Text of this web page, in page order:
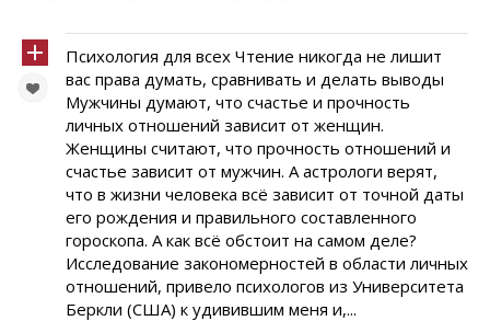
Психология для всех Чтение никогда не лишит
вас права думать, сравнивать и делать выводы
Мужчины думают, что счастье и прочность
личных отношений зависит от женщин.
Женщины считают, что прочность отношений и
счастье зависит от мужчин. А астрологи верят,
что в жизни человека всё зависит от точной даты
его рождения и правильного составленного
гороскопа. А как всё обстоит на самом деле?
Исследование закономерностей в области личных
отношений, привело психологов из Университета
Беркли (США) к удивившим меня и,...